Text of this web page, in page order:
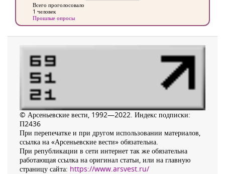
Всего проголосовало
1 человек
Прошлые опросы
© Арсеньевские вести, 1992—2022. Индекс подписки:
П2436
При перепечатке и при другом использовании материалов,
ссылка на «Арсеньевские вести» обязательна.
При републикации в сети интернет так же обязательна
работающая ссылка на оригинал статьи, или на главную
страницу сайта: https://www.arsvest.ru/